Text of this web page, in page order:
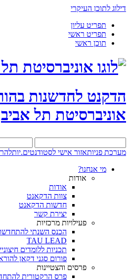
דילוג לתוכן העיקרי
תפריט עליון
תפריט ראשי
תוכן ראשי
הדקנט לחדשנות
אוניברסיטת תל אביב
מערכת פניותאזור אישי לסטודנטים.יות
מי אנחנו?
אודות
אודות
צוות הדקאנט
חדשות הדקאנט
יצירת קשר
פעילויות מרכזיות
הכנס השנתי
TAU LEAD
תכניות ללומדים
פורום סגני דקאן
פרסים והצטיינות
פרס הרקטורית